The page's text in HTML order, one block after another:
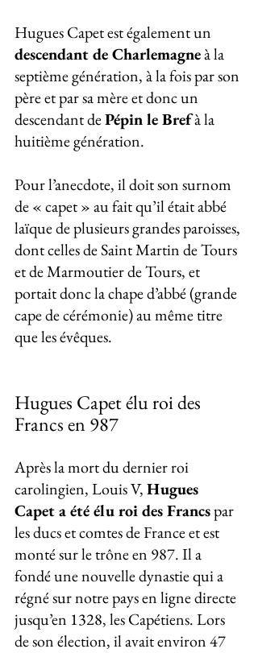
Hugues Capet est également un
descendant de Charlemagne à la
septième génération, à la fois par son
père et par sa mère et donc un
descendant de Pépin le Bref à la
huitième génération.
Pour l’anecdote, il doit son surnom
de « capet » au fait qu’il était abbé
laïque de plusieurs grandes paroisses,
dont celles de Saint Martin de Tours
et de Marmoutier de Tours, et
portait donc la chape d’abbé (grande
cape de cérémonie) au même titre
que les évêques.
Hugues Capet élu roi des
Francs en 987
Après la mort du dernier roi
carolingien, Louis V, Hugues
Capet a été élu roi des Francs par
les ducs et comtes de France et est
monté sur le trône en 987. Il a
fondé une nouvelle dynastie qui a
régné sur notre pays en ligne directe
jusqu’en 1328, les Capétiens. Lors
de son élection, il avait environ 47